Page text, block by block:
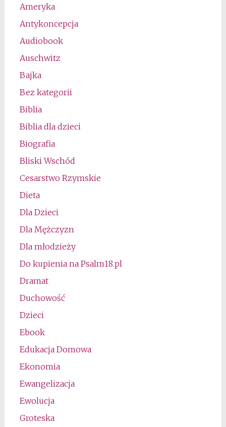
Ameryka
Antykoncepcja
Audiobook
Auschwitz
Bajka
Bez kategorii
Biblia
Biblia dla dzieci
Biografia
Bliski Wschód
Cesarstwo Rzymskie
Dieta
Dla Dzieci
Dla Mężczyzn
Dla młodzieży
Do kupienia na Psalm18.pl
Dramat
Duchowość
Dzieci
Ebook
Edukacja Domowa
Ekonomia
Ewangelizacja
Ewolucja
Groteska